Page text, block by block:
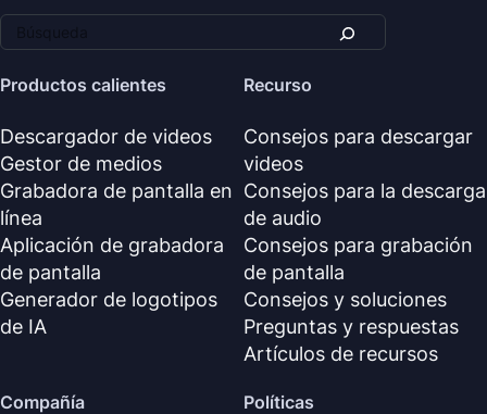
Productos calientes
Descargador de videos
Gestor de medios
Grabadora de pantalla en
línea
Aplicación de grabadora
de pantalla
Generador de logotipos
de IA
Recurso
Consejos para descargar
videos
Consejos para la descarga
de audio
Consejos para grabación
de pantalla
Consejos y soluciones
Preguntas y respuestas
Artículos de recursos
Compañía Políticas